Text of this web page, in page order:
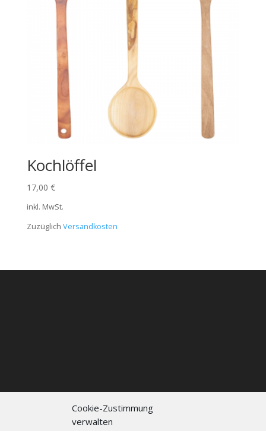
Cookie-Zustimmung
verwalten
Kochlöffel
17,00 €
inkl. MwSt.
Zuzüglich Versandkosten
Kontakt